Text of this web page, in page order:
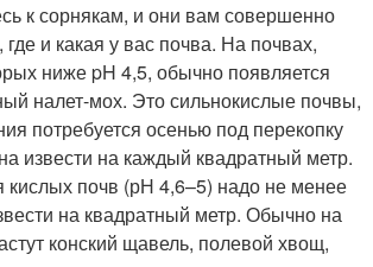
к сорнякам, и они вам совершенно
где и какая у вас почва. На почвах,
ниже pH 4,5, обычно появляется
налет-мох. Это сильнокислые почвы,
потребуется осенью под перекопку
извести на каждый квадратный метр.
кислых почв (рН 4,6–5) надо не менее
на квадратный метр. Обычно на
конский щавель, полевой хвощ,